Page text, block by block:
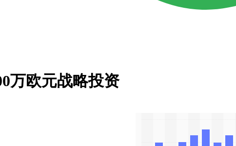
万欧元战略投资